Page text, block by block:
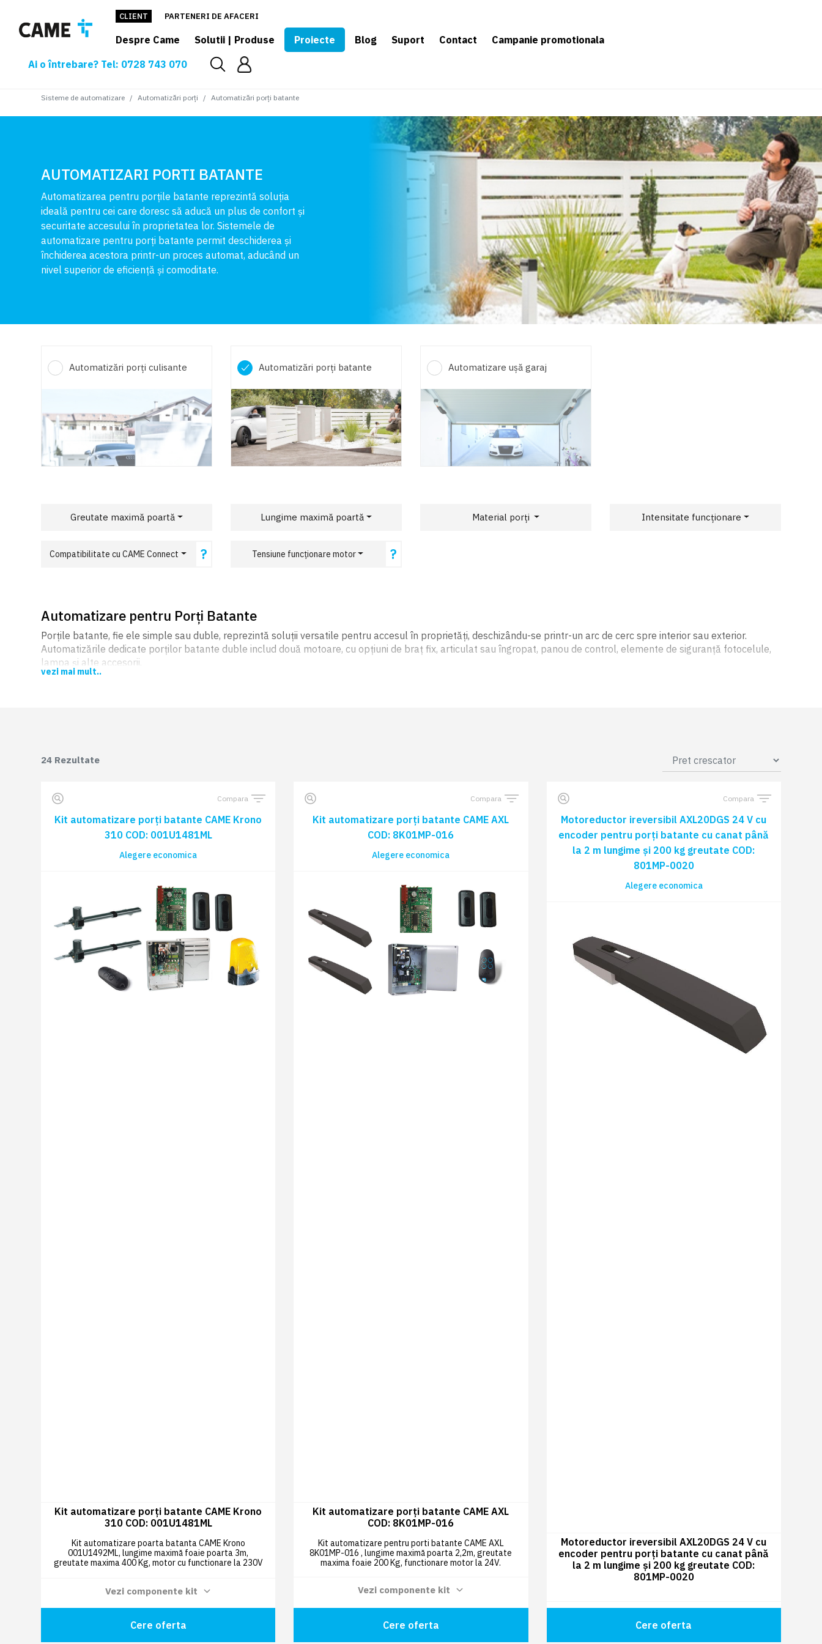
CLIENT PARTENERI DE AFACERI
Despre Came Solutii | Produse Proiecte Blog Suport Contact
Campanie promotionala
Ai o întrebare? Tel: 0728 743 070
Sisteme de automatizare Automatizări porți Automatizări porți batante
AUTOMATIZARI PORTI BATANTE
Automatizarea pentru porțile batante reprezintă soluția
ideală pentru cei care doresc să aducă un plus de confort și
securitate accesului în proprietatea lor. Sistemele de
automatizare pentru porți batante permit deschiderea și
închiderea acestora printr-un proces automat, aducând un
nivel superior de eficiență și comoditate.
Automatizări porți culisante Automatizări porți batante Automatizare ușă garaj
Greutate maximă poartă Lungime maximă poartă Material porți Intensitate funcționare
Compatibilitate cu CAME Connect ? Tensiune funcționare motor ?
Automatizare pentru Porți Batante
Porțile batante, fie ele simple sau duble, reprezintă soluții versatile pentru accesul în proprietăți, deschizându-se printr-un arc de cerc spre interior sau exterior.
Automatizările dedicate porților batante duble includ două motoare, cu opțiuni de braț fix, articulat sau îngropat, panou de control, elemente de siguranță fotocelule,
lampa și alte accesorii.
vezi mai mult..
24 Rezultate
Compara
Kit automatizare porți batante CAME Krono
310 COD: 001U1481ML
Alegere economica
Kit automatizare porți batante CAME Krono
310 COD: 001U1481ML
Kit automatizare poarta batanta CAME Krono
001U1492ML, lungime maximă foaie poarta 3m,
greutate maxima 400 Kg, motor cu functionare la 230V
Vezi componente kit
Cere oferta
Compara
Kit automatizare porți batante CAME AXL
COD: 8K01MP-016
Alegere economica
Kit automatizare porți batante CAME AXL
COD: 8K01MP-016
Kit automatizare pentru porti batante CAME AXL
8K01MP-016 , lungime maximă poarta 2,2m, greutate
maxima foaie 200 Kg, functionare motor la 24V.
Vezi componente kit
V cu encoder pentru porți batante cu
Cere oferta
Compara
Motoreductor ireversibil AXL20DGS 24 V cu
encoder pentru porți batante cu canat până
la 2 m lungime și 200 kg greutate COD:
801MP-0020
Alegere economica
Motoreductor ireversibil AXL20DGS 24 V cu
encoder pentru porți batante cu canat până
la 2 m lungime și 200 kg greutate COD:
801MP-0020
Cere oferta